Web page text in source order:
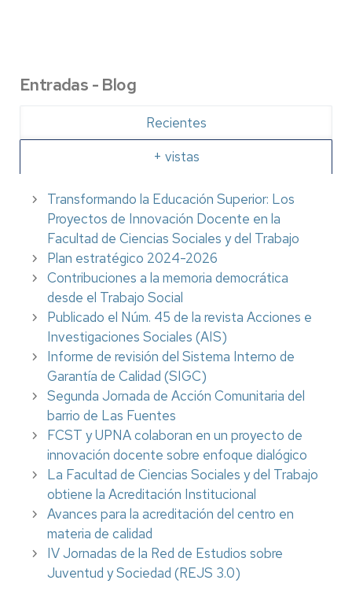
Entradas - Blog
Recientes
+ vistas
Transformando la Educación Superior: Los
Proyectos de Innovación Docente en la
Facultad de Ciencias Sociales y del Trabajo
Plan estratégico 2024-2026
Contribuciones a la memoria democrática
desde el Trabajo Social
Publicado el Núm. 45 de la revista Acciones e
Investigaciones Sociales (AIS)
Informe de revisión del Sistema Interno de
Garantía de Calidad (SIGC)
Segunda Jornada de Acción Comunitaria del
barrio de Las Fuentes
FCST y UPNA colaboran en un proyecto de
innovación docente sobre enfoque dialógico
La Facultad de Ciencias Sociales y del Trabajo
obtiene la Acreditación Institucional
Avances para la acreditación del centro en
materia de calidad
IV Jornadas de la Red de Estudios sobre
Juventud y Sociedad (REJS 3.0)